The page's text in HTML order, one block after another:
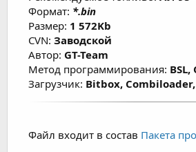
Формат: *.bin
Размер: 1 572Kb
CVN: Заводской
Автор: GT-Team
Метод программирования: BSL,
Загрузчик: Bitbox, Combiloader,
Файл входит в состав Пакета